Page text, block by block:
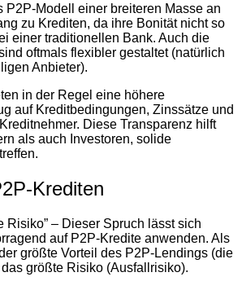
P2P-Modell einer breiteren Masse an
zu Krediten, da ihre Bonität nicht so
einer traditionellen Bank. Auch die
oftmals flexibler gestaltet (natürlich
Anbieter).
in der Regel eine höhere
auf Kreditbedingungen, Zinssätze und
Diese Transparenz hilft
als auch Investoren, solide
Krediten
Risiko” – Dieser Spruch lässt sich
auf P2P-Kredite anwenden. Als
größte Vorteil des P2P-Lendings (die
größte Risiko (Ausfallrisiko).